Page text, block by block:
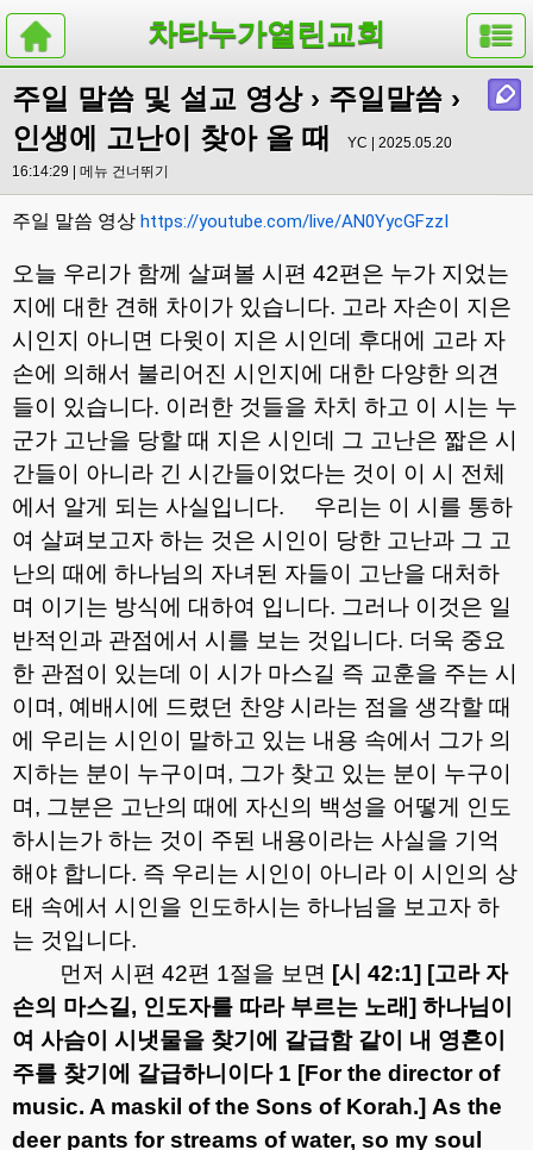
차타누가열린교회
주일 말씀 및 설교 영상› 주일말씀 ›
인생에 고난이 찾아 올 때
YC | 2025.05.20
16:14:29 | 메뉴 건너뛰기
주일 말씀 영상 https://youtube.com/live/AN0YycGFzzI
오늘 우리가 함께 살펴볼 시편 42편은 누가 지었는
지에 대한 견해 차이가 있습니다. 고라 자손이 지은
시인지 아니면 다윗이 지은 시인데 후대에 고라 자
손에 의해서 불리어진 시인지에 대한 다양한 의견
들이 있습니다. 이러한 것들을 차치 하고 이 시는 누
군가 고난을 당할 때 지은 시인데 그 고난은 짧은 시
간들이 아니라 긴 시간들이었다는 것이 이 시 전체
에서 알게 되는 사실입니다. 우리는 이 시를 통하
여 살펴보고자 하는 것은 시인이 당한 고난과 그 고
난의 때에 하나님의 자녀된 자들이 고난을 대처하
며 이기는 방식에 대하여 입니다. 그러나 이것은 일
반적인과 관점에서 시를 보는 것입니다. 더욱 중요
한 관점이 있는데 이 시가 마스길 즉 교훈을 주는 시
이며 , 예배시에 드렸던 찬양 시라는 점을 생각할 때
에 우리는 시인이 말하고 있는 내용 속에서 그가 의
지하는 분이 누구이며 , 그가 찾고 있는 분이 누구이
며 , 그분은 고난의 때에 자신의 백성을 어떻게 인도
하시는가 하는 것이 주된 내용이라는 사실을 기억
해야 합니다. 즉 우리는 시인이 아니라 이 시인의 상
태 속에서 시인을 인도하시는 하나님을 보고자 하
는 것입니다.
먼저 시편 42편 1절을 보면 [시 42:1] [고라 자
손의 마스길 , 인도자를 따라 부르는 노래] 하나님이
여 사슴이 시냇물을 찾기에 갈급함 같이 내 영혼이
주를 찾기에 갈급하니이다1 [For the director of
music. A maskil of the Sons of Korah.] As the
deer pants for streams of water, so my soul